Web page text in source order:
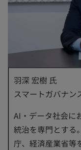
羽深 宏樹 氏
スマートガバナン
AI・データ社会に
統治を専門とする
庁、経済産業省等